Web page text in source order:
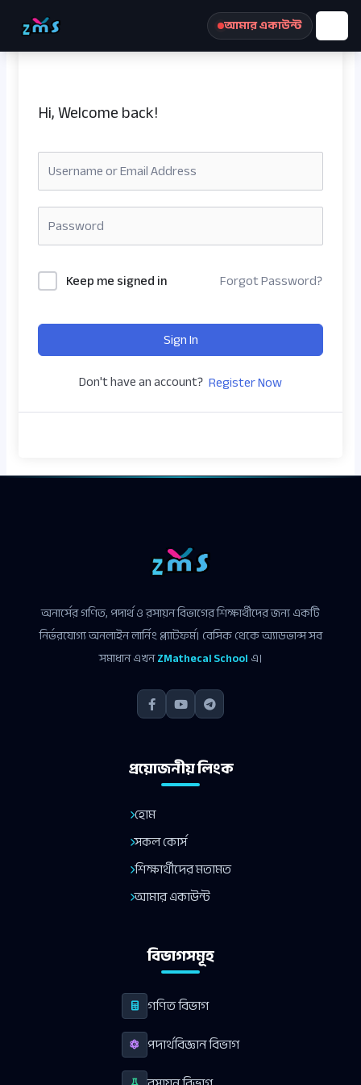
আমার একাউন্ট
Hi, Welcome back!
Keep me signed in Forgot Password?
Sign In
Don't have an account? Register Now
অনার্সের গণিত, পদার্থ ও রসায়ন বিভাগের শিক্ষার্থীদের জন্য একটি
নির্ভরযোগ্য অনলাইন লার্নিং প্ল্যাটফর্ম। বেসিক থেকে অ্যাডভান্স সব
সমাধান এখনZMathecal Schoolএ।
প্রয়োজনীয় লিংক
হোম
সকল কোর্স
শিক্ষার্থীদের মতামত
আমার একাউন্ট
বিভাগসমূহ
গণিত বিভাগ
পদার্থবিজ্ঞান বিভাগ